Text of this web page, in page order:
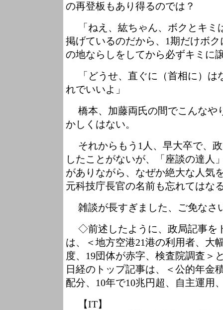
の再登板もあり得るのでは？
「ねえ、紘ちゃん、ボクとキミ
掲げているのだから、1期だけボ
の地ならしをしてから必ずキミに
「どうせ、直ぐに（首相に）は
れでいいよ」
橋本、加藤両氏の間でこんなや
かしくはない。
それからもう1人、早大卒で、
したことがないが、「座談の達人
がありながら、なぜか絶大な人気
元科技庁長官の名前も忘れてはな
雑談が長すぎました、ご免なさ
◇前述したように、政局記事を
は、＜地方空港21港の利用者、大
度、19団体が赤字、検査院調査＞
日経のトップ記事は、＜公的年金
配分、10年で10兆円超、自主運用
【IT】